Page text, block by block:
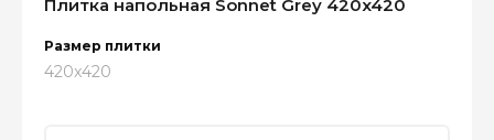
Плитка напольная Sonnet Grey 420x420
Размер плитки
420x420